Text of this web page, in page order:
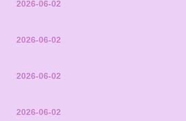
2026-06-02
2026-06-02
2026-06-02
2026-06-02